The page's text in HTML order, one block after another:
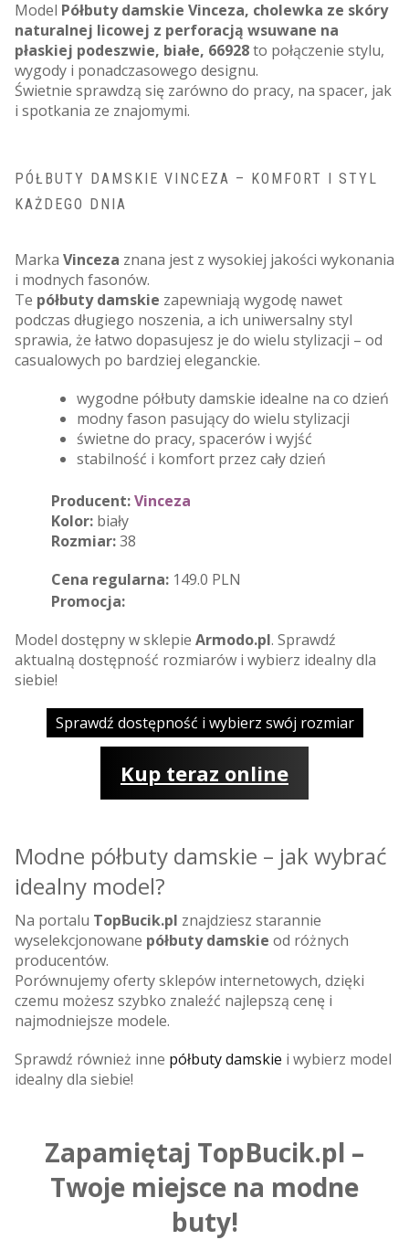
Model Półbuty damskie Vinceza, cholewka ze skóry
naturalnej licowej z perforacją wsuwane na
płaskiej podeszwie, białe, 66928to połączenie stylu,
wygody i ponadczasowego designu.
Świetnie sprawdzą się zarówno do pracy, na spacer, jak
i spotkania ze znajomymi.
PÓŁBUTY DAMSKIE VINCEZA – KOMFORT I STYL
KAŻDEGO DNIA
Marka Vinceza znana jest z wysokiej jakości wykonania
i modnych fasonów.
Te półbuty damskie zapewniają wygodę nawet
podczas długiego noszenia, a ich uniwersalny styl
sprawia, że łatwo dopasujesz je do wielu stylizacji – od
casualowych po bardziej eleganckie.
wygodne półbuty damskie idealne na co dzień
modny fason pasujący do wielu stylizacji
świetne do pracy, spacerów i wyjść
stabilność i komfort przez cały dzień
Producent:Vinceza
Kolor: biały
Rozmiar:38
Cena regularna: 149.0 PLN
Promocja:
Model dostępny w sklepie Armodo.pl. Sprawdź
aktualną dostępność rozmiarów i wybierz idealny dla
siebie!
Sprawdź dostępność i wybierz swój rozmiar
Kup teraz online
Modne półbuty damskie – jak wybrać
idealny model?
Na portalu TopBucik.pl znajdziesz starannie
wyselekcjonowane półbuty damskie od różnych
producentów.
Porównujemy oferty sklepów internetowych, dzięki
czemu możesz szybko znaleźć najlepszą cenę i
najmodniejsze modele.
Sprawdź również inne półbuty damskie i wybierz model
idealny dla siebie!
Zapamiętaj TopBucik.pl –
Twoje miejsce na modne
buty!